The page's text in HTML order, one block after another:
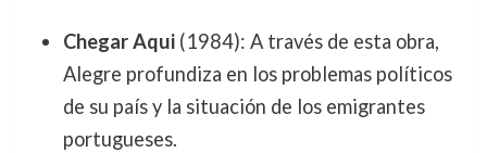
Chegar Aqui(1984): A través de esta obra,
Alegre profundiza en los problemas políticos
de su país y la situación de los emigrantes
portugueses.